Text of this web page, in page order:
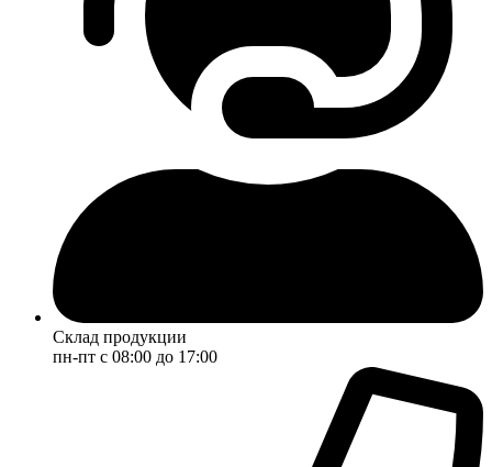
Склад продукции
пн-пт с 08:00 до 17:00